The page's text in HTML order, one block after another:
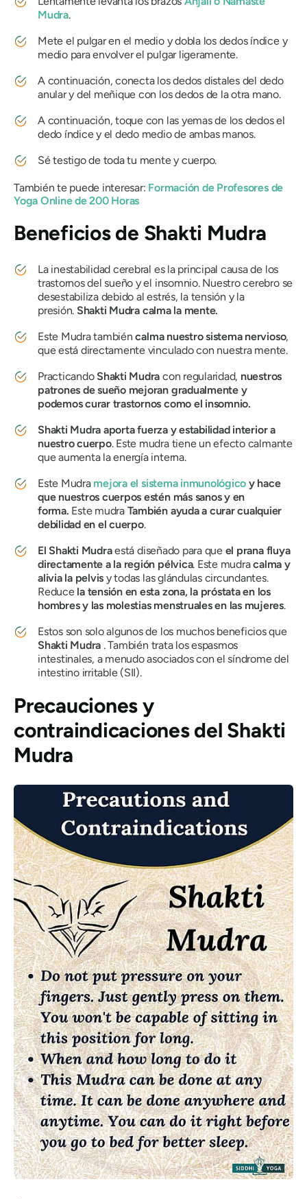
Mudra.
Mete el pulgar en el medio y dobla los dedos índice y
medio para envolver el pulgar ligeramente.
A continuación, conecta los dedos distales del dedo
anular y del meñique con los dedos de la otra mano.
A continuación, toque con las yemas de los dedos el
dedo índice y el dedo medio de ambas manos.
Sé testigo de toda tu mente y cuerpo.
También te puede interesar: Formación de Profesores de
Yoga Online de 200 Horas
Beneficios de Shakti Mudra
La inestabilidad cerebral es la principal causa de los
trastornos del sueño y el insomnio. Nuestro cerebro se
desestabiliza debido al estrés, la tensión y la
presión. Shakti Mudra calma la mente.
Este Mudratambiéncalma nuestro sistema nervioso,
que está directamente vinculado con nuestra mente.
Practicando Shakti Mudra con regularidad, nuestros
patrones de sueño mejoran gradualmente y
podemos curar trastornos como el insomnio.
Shakti Mudra aporta fuerza y ​​estabilidad interior a
nuestro cuerpo. Este mudratiene un efecto calmante
que aumenta la energía interna.
Este Mudra mejora el sistema inmunológico y hace
que nuestros cuerpos estén más sanos y en
forma. Este mudra También ayuda a curar cualquier
debilidad en el cuerpo.
El Shakti Mudraestá diseñado para que el prana fluya
directamente a la región pélvica. Este mudracalma y
alivia la pelvis y todas las glándulas circundantes.
Reduce la tensión en esta zona, la próstata en los
hombres y las molestias menstruales en las mujeres.
Estos son solo algunos de los muchos beneficios que
Shakti Mudra . También trata los espasmos
intestinales, a menudo asociados con el síndrome del
intestino irritable (SII).
Precauciones y
contraindicaciones del Shakti
Mudra